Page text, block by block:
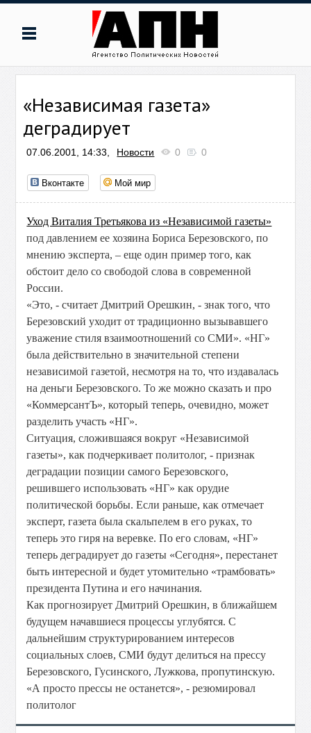
«Независимая газета»
деградирует
07.06.2001, 14:33, Новости 0 0
Вконтакте Мой мир
Уход Виталия Третьякова из «Независимой газеты»
под давлением ее хозяина Бориса Березовского, по
мнению эксперта, – еще один пример того, как
обстоит дело со свободой слова в современной
России.
«Это, - считает Дмитрий Орешкин, - знак того, что
Березовский уходит от традиционно вызывавшего
уважение стиля взаимоотношений со СМИ». «НГ»
была действительно в значительной степени
независимой газетой, несмотря на то, что издавалась
на деньги Березовского. То же можно сказать и про
«КоммерсантЪ», который теперь, очевидно, может
разделить участь «НГ».
Ситуация, сложившаяся вокруг «Независимой
газеты», как подчеркивает политолог, - признак
деградации позиции самого Березовского,
решившего использовать «НГ» как орудие
политической борьбы. Если раньше, как отмечает
эксперт, газета была скальпелем в его руках, то
теперь это гиря на веревке. По его словам, «НГ»
теперь деградирует до газеты «Сегодня», перестанет
быть интересной и будет утомительно «трамбовать»
президента Путина и его начинания.
Как прогнозирует Дмитрий Орешкин, в ближайшем
будущем начавшиеся процессы углубятся. С
дальнейшим структурированием интересов
социальных слоев, СМИ будут делиться на прессу
Березовского, Гусинского, Лужкова, пропутинскую.
«А просто прессы не останется», - резюмировал
политолог